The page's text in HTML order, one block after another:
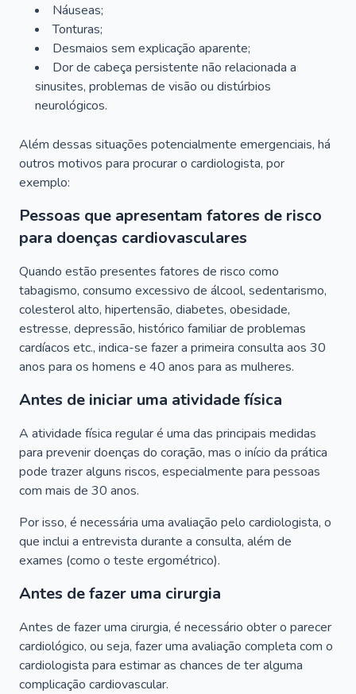
Náuseas;
Tonturas;
Desmaios sem explicação aparente;
Dor de cabeça persistente não relacionada a
sinusites, problemas de visão ou distúrbios
neurológicos.
Além dessas situações potencialmente emergenciais, há
outros motivos para procurar o cardiologista, por
exemplo:
Pessoas que apresentam fatores de risco
para doenças cardiovasculares
Quando estão presentes fatores de risco como
tabagismo, consumo excessivo de álcool, sedentarismo,
colesterol alto, hipertensão, diabetes, obesidade,
estresse, depressão, histórico familiar de problemas
cardíacos etc., indica-se fazer a primeira consulta aos 30
anos para os homens e 40 anos para as mulheres.
Antes de iniciar uma atividade física
A atividade física regular é uma das principais medidas
para prevenir doenças do coração, mas o início da prática
pode trazer alguns riscos, especialmente para pessoas
com mais de 30 anos.
Por isso, é necessária uma avaliação pelo cardiologista, o
que inclui a entrevista durante a consulta, além de
exames (como o teste ergométrico).
Antes de fazer uma cirurgia
Antes de fazer uma cirurgia, é necessário obter o parecer
cardiológico, ou seja, fazer uma avaliação completa com o
cardiologista para estimar as chances de ter alguma
complicação cardiovascular.